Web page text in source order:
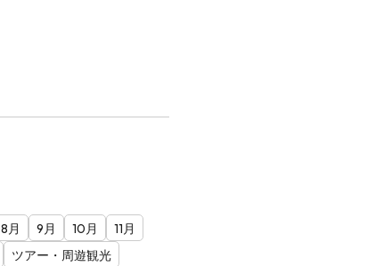
8月 9月 10月
11月
ツアー・周遊観光